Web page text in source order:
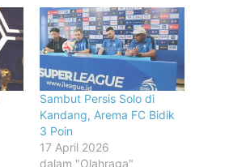
Sambut Persis Solo di
Kandang, Arema FC Bidik
3 Poin
17 April 2026
dalam "Olahraga"